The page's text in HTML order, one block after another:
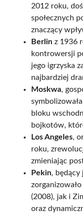
2012 roku,
społecznych
znaczący
Berlin z 1936
kontrowersji
jego igrzyska
najbardziej
Moskwa,
bloku
bojkotów,
Los Angeles,
roku,
zmieniając
Pekin, będący
(2008), jak i
oraz